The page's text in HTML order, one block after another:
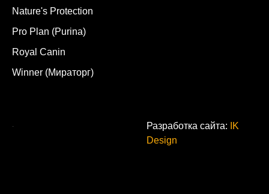
Nature's Protection
Pro Plan (Purina)
Royal Canin
Winner (Мираторг)
Разработка сайта:
IK
Design